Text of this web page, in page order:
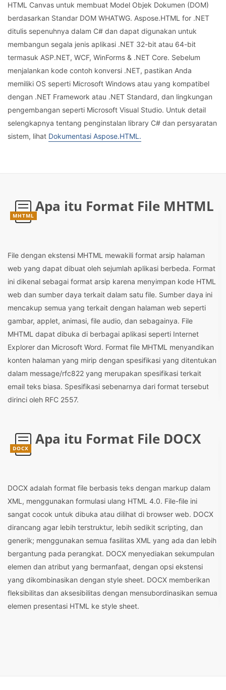
HTML Canvas untuk membuat Model Objek Dokumen (DOM)
berdasarkan Standar DOM WHATWG. Aspose.HTML for .NET
ditulis sepenuhnya dalam C# dan dapat digunakan untuk
membangun segala jenis aplikasi .NET 32-bit atau 64-bit
termasuk ASP.NET, WCF, WinForms & .NET Core. Sebelum
menjalankan kode contoh konversi .NET, pastikan Anda
memiliki OS seperti Microsoft Windows atau yang kompatibel
dengan .NET Framework atau .NET Standard, dan lingkungan
pengembangan seperti Microsoft Visual Studio. Untuk detail
selengkapnya tentang penginstalan library C# dan persyaratan
sistem, lihat Dokumentasi Aspose.HTML.
MHTML
Apa itu Format File MHTML
File dengan ekstensi MHTML mewakili format arsip halaman
web yang dapat dibuat oleh sejumlah aplikasi berbeda. Format
ini dikenal sebagai format arsip karena menyimpan kode HTML
web dan sumber daya terkait dalam satu file. Sumber daya ini
mencakup semua yang terkait dengan halaman web seperti
gambar, applet, animasi, file audio, dan sebagainya. File
MHTML dapat dibuka di berbagai aplikasi seperti Internet
Explorer dan Microsoft Word. Format file MHTML menyandikan
konten halaman yang mirip dengan spesifikasi yang ditentukan
dalam message/rfc822 yang merupakan spesifikasi terkait
email teks biasa. Spesifikasi sebenarnya dari format tersebut
dirinci oleh RFC 2557.
DOCX
Apa itu Format File DOCX
DOCX adalah format file berbasis teks dengan markup dalam
XML, menggunakan formulasi ulang HTML 4.0. File-file ini
sangat cocok untuk dibuka atau dilihat di browser web. DOCX
dirancang agar lebih terstruktur, lebih sedikit scripting, dan
generik; menggunakan semua fasilitas XML yang ada dan lebih
bergantung pada perangkat. DOCX menyediakan sekumpulan
elemen dan atribut yang bermanfaat, dengan opsi ekstensi
yang dikombinasikan dengan style sheet. DOCX memberikan
fleksibilitas dan aksesibilitas dengan mensubordinasikan semua
elemen presentasi HTML ke style sheet.